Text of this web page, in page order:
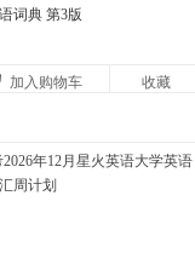
词典 第3版
加入购物车 收藏